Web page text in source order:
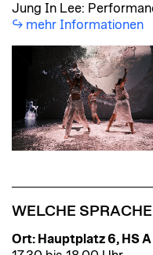
Jung In Lee:
mehr Informationen
WELCHE
Ort: Hauptplatz 6, HS A